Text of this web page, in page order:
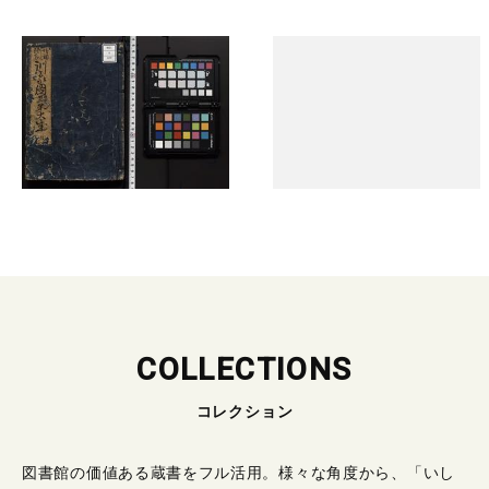
COLLECTIONS
コレクション
図書館の価値ある蔵書をフル活用。様々な角度から、「いし